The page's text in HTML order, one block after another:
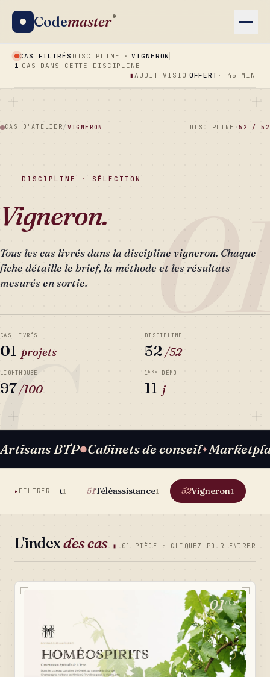
Codemaster®
CAS FILTRÉS DISCIPLINE · VIGNERON
1 CAS DANS CETTE DISCIPLINE
▮ AUDIT VISIO OFFERT · 45 MIN
CAS D'ATELIER/ VIGNERON DISCIPLINE ·52 / 52
DISCIPLINE · SÉLECTION
Vigneron.
Tous les cas livrés dans la discipline vigneron. Chaque
fiche détaille le brief, la méthode et les résultats
mesurés en sortie.
CAS LIVRÉS
01 projets
DISCIPLINE
52 /52
LIGHTHOUSE
97/100
1ÈRE DÉMO
11 j
Artisans BTP●Cabinets de conseil✦
FILTRER
Connect1 51Téléassistance1 52Vigneron1
L'indexdes cas ▮ 01 PIÈCE · CLIQUEZ POUR ENTRER
01/01